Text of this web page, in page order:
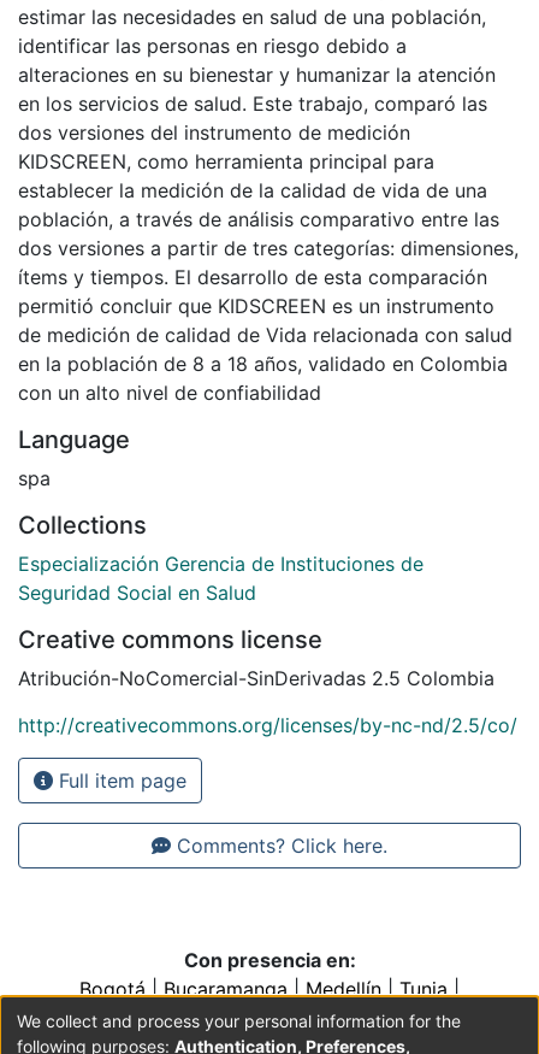
estimar las necesidades en salud de una población,
identificar las personas en riesgo debido a
alteraciones en su bienestar y humanizar la atención
en los servicios de salud. Este trabajo, comparó las
dos versiones del instrumento de medición
KIDSCREEN, como herramienta principal para
establecer la medición de la calidad de vida de una
población, a través de análisis comparativo entre las
dos versiones a partir de tres categorías: dimensiones,
ítems y tiempos. El desarrollo de esta comparación
permitió concluir que KIDSCREEN es un instrumento
de medición de calidad de Vida relacionada con salud
en la población de 8 a 18 años, validado en Colombia
con un alto nivel de confiabilidad
Language
spa
Collections
Especialización Gerencia de Instituciones de
Seguridad Social en Salud
Creative commons license
Atribución-NoComercial-SinDerivadas 2.5 Colombia
http://creativecommons.org/licenses/by-nc-nd/2.5/co/
Full item page
Comments? Click here.
Con presencia en:
Bogotá|Bucaramanga|Medellín|Tunja|
Villavicencio|Conventos y Colegios de la Orden de
Predicadores
We collect and process your personal information for the
following purposes: Authentication, Preferences,